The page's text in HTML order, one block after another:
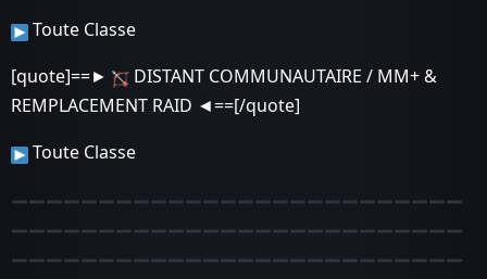
Toute Classe
[quote]==►
DISTANT COMMUNAUTAIRE / MM+ &
REMPLACEMENT RAID ◄==[/quote]
Toute Classe